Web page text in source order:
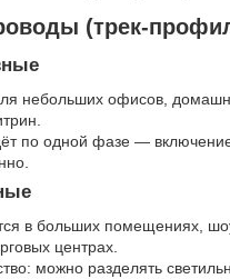
(трек-
небольших офисов,
по одной фазе — включение
в больших помещениях,
центрах.
можно разделять